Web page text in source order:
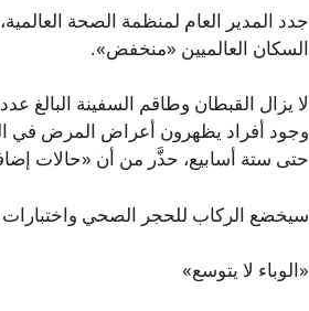
جدد المدير العام لمنظمة الصحة
السكان العالميين «منخفض».
وجود أفراد يظهرون أعراض المرض في
حتى ستة أسابيع، حذَّر من أن «حالات
سيخضع الركاب للحجر الصحي
«الوباء لا يتوسع»